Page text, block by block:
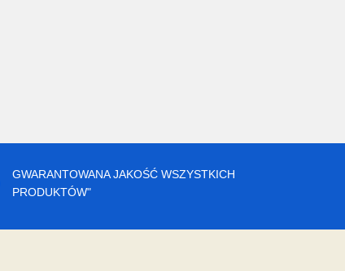
GWARANTOWANA JAKOŚĆ WSZYSTKICH
PRODUKTÓW"